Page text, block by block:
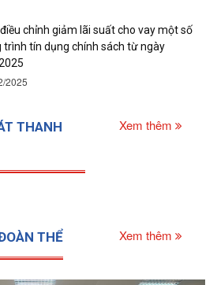
chỉnh giảm lãi suất cho vay một số
trình tín dụng chính sách từ ngày
2025
THANH
Xem thêm
THỂ Xem thêm